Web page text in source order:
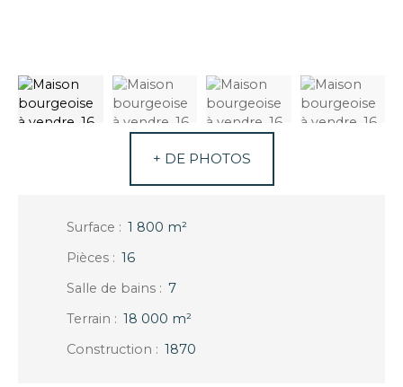
+ DE PHOTOS
Surface : 1 800 m²
Pièces : 16
Salle de bains : 7
Terrain : 18 000 m²
Construction : 1870